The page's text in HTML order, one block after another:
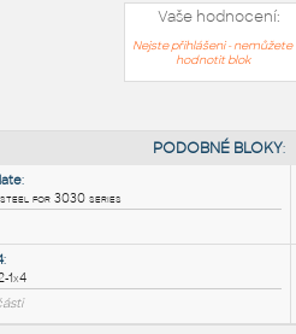
Vaše hodnocení:
Nejste přihlášeni - nemůžete
hodnotit blok